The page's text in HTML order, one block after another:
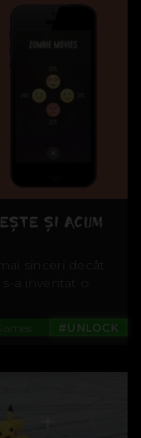
ŞI ACUM
sinceri decât
a inventat o
#UNLOCK
Games